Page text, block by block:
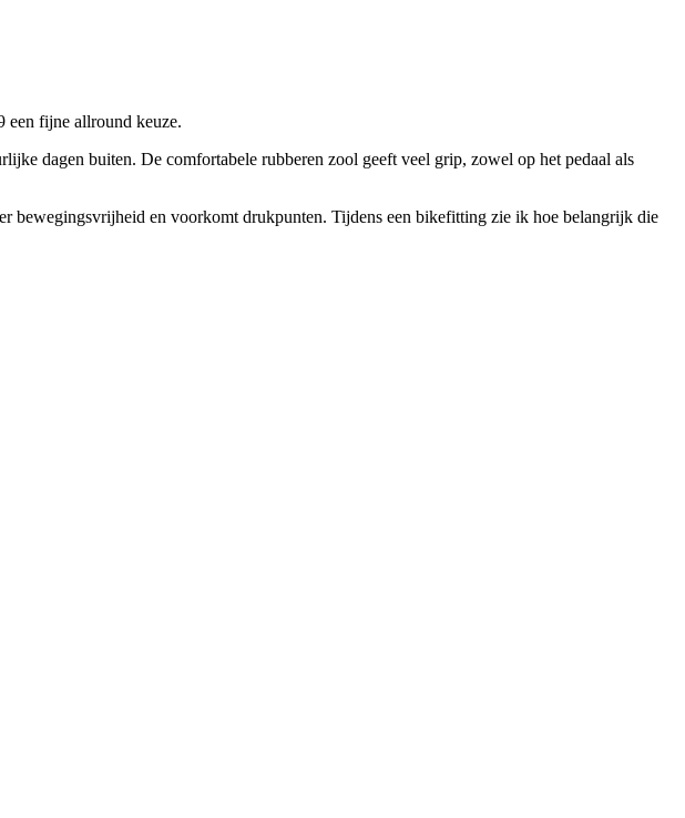
een fijne allround keuze.
dagen buiten. De comfortabele rubberen zool geeft veel grip, zowel op het pedaal als
bewegingsvrijheid en voorkomt drukpunten. Tijdens een bikefitting zie ik hoe belangrijk die